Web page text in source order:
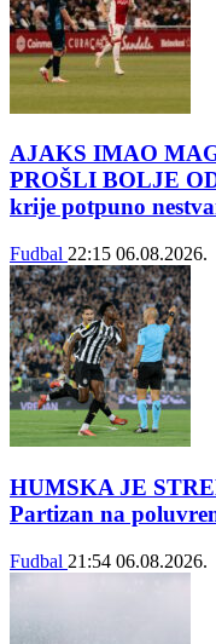
AJAKS IMAO
PROŠLI BOLJE
krije potpuno
Fudbal 22:15 06.08.2026.
HUMSKA JE
Partizan na
Fudbal 21:54 06.08.2026.